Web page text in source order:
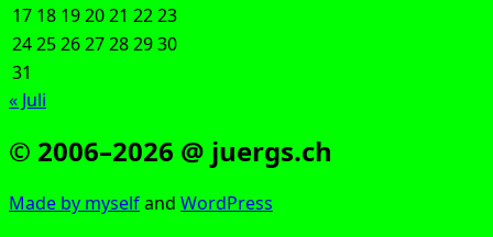
17 18 192021 2223
24252627282930
31
« Juli
© 2006–2026 @ juergs.ch
Made by mys­elfand Word­Press